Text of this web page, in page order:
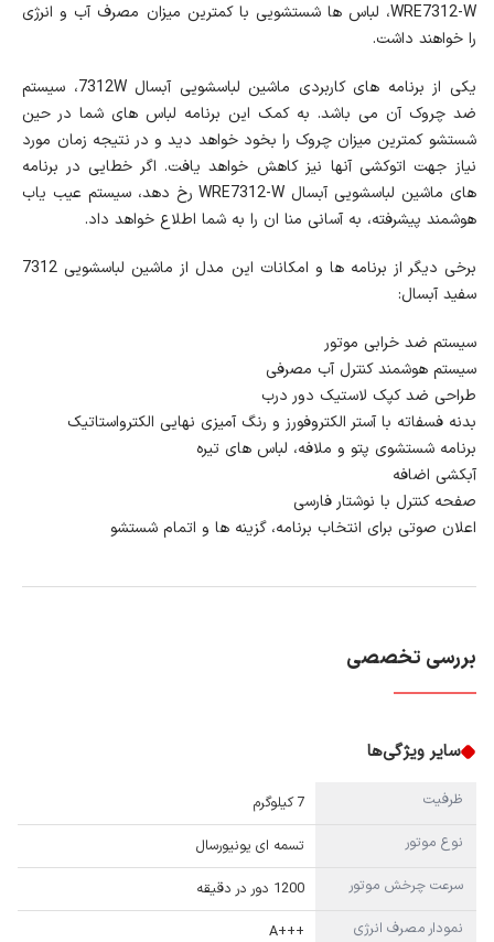
WRE7312-W، لباس ها شستشویی با کمترین میزان مصرف آب و انرژی
را خواهند داشت.
یکی از برنامه های کاربردی ماشین لباسشویی آبسال 7312W، سیستم
ضد چروک آن می باشد. به کمک این برنامه لباس های شما در حین
شستشو کمترین میزان چروک را بخود خواهد دید و در نتیجه زمان مورد
نیاز جهت اتوکشی آنها نیز کاهش خواهد یافت. اگر خطایی در برنامه
های ماشین لباسشویی آبسال WRE7312-W رخ دهد، سیستم عیب یاب
هوشمند پیشرفته، به آسانی منا ان را به شما اطلاع خواهد داد.
برخی دیگر از برنامه ها و امکانات این مدل از ماشین لباسشویی 7312
سفید آبسال:
سیستم ضد خرابی موتور
سیستم هوشمند کنترل آب مصرفی
طراحی ضد کپک لاستیک دور درب
بدنه فسفاته با آستر الکتروفورز و رنگ آمیزی نهایی الکترواستاتیک
برنامه شستشوی پتو و ملافه، لباس های تیره
آبکشی اضافه
صفحه کنترل با نوشتار فارسی
اعلان صوتی برای انتخاب برنامه، گزینه ها و اتمام شستشو
بررسی تخصصی
سایر ویژگی‌ها
ظرفیت
7 کیلوگرم
نوع موتور
تسمه ای یونیورسال
سرعت چرخش موتور
1200 دور در دقیقه
نمودار مصرف انرژی
+++A